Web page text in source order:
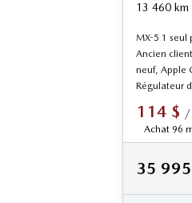
13 460 km
MX-5 1 seul
Ancien
neuf, Apple
Régulateur
114 $ /
Achat 96
35 995